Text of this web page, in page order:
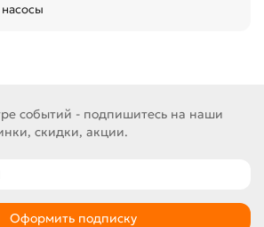
событий - подпишитесь на наши
скидки, акции.
Оформить подписку